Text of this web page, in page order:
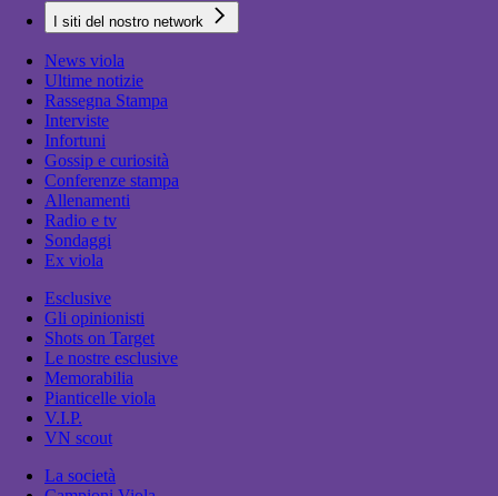
I siti del nostro network
News viola
Ultime notizie
Rassegna Stampa
Interviste
Infortuni
Gossip e curiosità
Conferenze stampa
Allenamenti
Radio e tv
Sondaggi
Ex viola
Esclusive
Gli opinionisti
Shots on Target
Le nostre esclusive
Memorabilia
Pianticelle viola
V.I.P.
VN scout
La società